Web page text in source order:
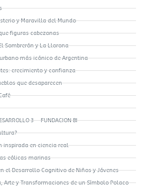
y Maravilla del Mundo
figuras cabezonas
Sombrerón y La Llorona
más icónico de Argentina
crecimiento y confianza
que desaparecen
3 – FUNDACION BI
inspirada en ciencia real
eólicas marinas
el Desarrollo Cognitivo de Niños y Jóvenes
Arte y Transformaciones de un Símbolo Polaco